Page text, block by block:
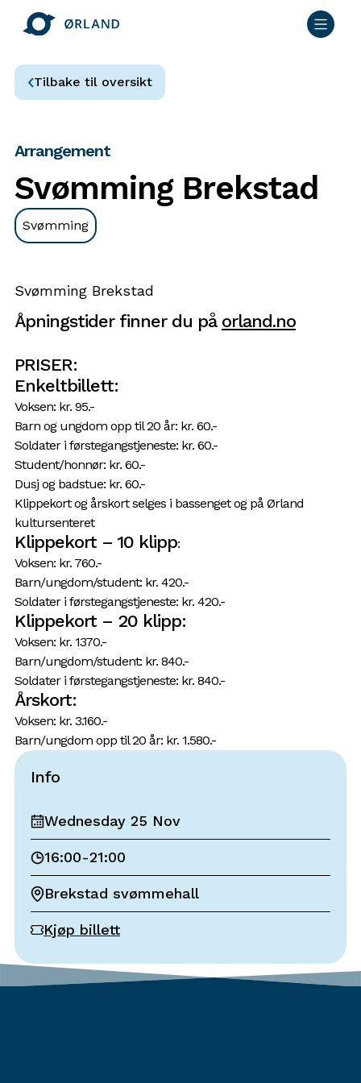
Tilbake til oversikt
Arrangement
Svømming Brekstad
Svømming
Svømming Brekstad
Åpningstider finner du på orland.no
PRISER:
Enkeltbillett:
Voksen: kr. 95.-
Barn og ungdom opp til 20 år: kr. 60.-
Soldater i førstegangstjeneste: kr. 60.-
Student/honnør: kr. 60.-
Dusj og badstue: kr. 60.-
Klippekort og årskort selges i bassenget og på Ørland
kultursenteret
Klippekort – 10 klipp:
Voksen: kr. 760.-
Barn/ungdom/student: kr. 420.-
Soldater i førstegangstjeneste: kr. 420.-
Klippekort – 20 klipp:
Voksen: kr. 1370.-
Barn/ungdom/student: kr. 840.-
Soldater i førstegangstjeneste: kr. 840.-
Årskort:
Voksen: kr. 3.160.-
Barn/ungdom opp til 20 år: kr. 1.580.-
Info
Wednesday 25 Nov
16:00-21:00
Brekstad svømmehall
Kjøp billett